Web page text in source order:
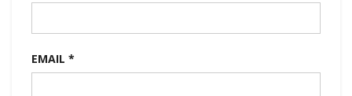
EMAIL *